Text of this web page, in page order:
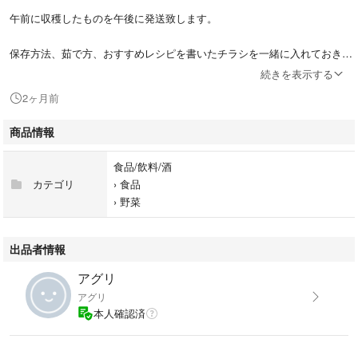
午前に収穫したものを午後に発送致します。
保存方法、茹で方、おすすめレシピを書いたチラシを一緒に入れておきま
＊常温発送の為痛みがでる場合があります。ご了承の上ご購入お願い致し
ます。
＊クール便をご希望の方はお知らせ下さい。
＊2キロや3キロご注文ご希望の方はお知らせ下さい。
＊市場の相場により出品時価格の変更があります。
＊北海道、沖縄の方は航空搭載致しますのでご購入後にお知らせ下さい。
こちらの商品はポストに投函になりますので受け取り不要です。
＊基本支払い後翌日に発送致します。
＊発送日、配達日時の指定は出来ません。
続きを表示する
2ヶ月前
商品情報
カテゴリ
食品/飲料/酒
› 食品
› 野菜
出品者情報
アグリ
アグリ
本人確認済